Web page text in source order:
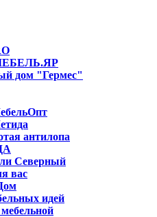
дом "Гермес"
антилопа
Северный
вас
идей